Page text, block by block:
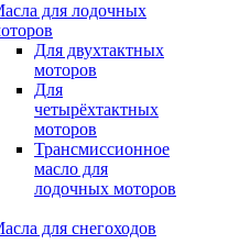
для лодочных
Для двухтактных
моторов
Для
четырёхтактных
моторов
Трансмиссионное
масло для
лодочных моторов
для снегоходов